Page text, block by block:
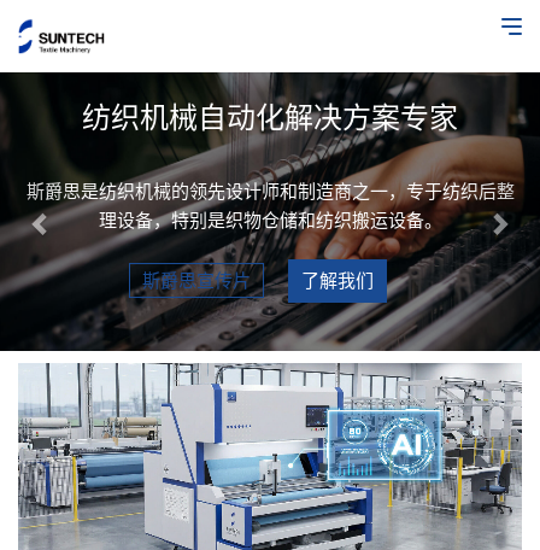
纺织机械自动化解决方案专家
斯爵思是纺织机械的领先设计师和制造商之一，专于纺织后整
理设备，特别是织物仓储和纺织搬运设备。
斯爵思宣传片 了解我们